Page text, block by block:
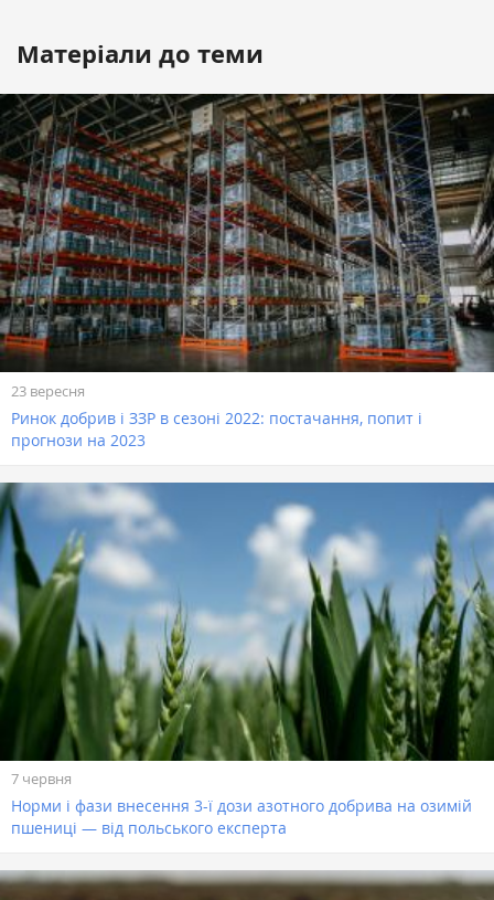
Матеріали до теми
23 вересня
Ринок добрив і ЗЗР в сезоні 2022: постачання, попит і
прогнози на 2023
7 червня
Норми і фази внесення 3-ї дози азотного добрива на озимій
пшениці — від польського експерта